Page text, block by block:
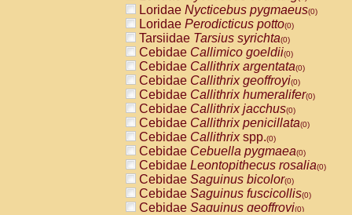
Loridae Nycticebus pygmaeus(0)
Loridae Perodicticus potto(0)
Tarsiidae Tarsius syrichta(0)
Cebidae Callimico goeldii(0)
Cebidae Callithrix argentata(0)
Cebidae Callithrix geoffroyi(0)
Cebidae Callithrix humeralifer(0)
Cebidae Callithrix jacchus(0)
Cebidae Callithrix penicillata(0)
Cebidae Callithrixspp.(0)
Cebidae Cebuella pygmaea(0)
Cebidae Leontopithecus rosalia(0)
Cebidae Saguinus bicolor(0)
Cebidae Saguinus fuscicollis(0)
Cebidae Saguinus geoffroyi(0)